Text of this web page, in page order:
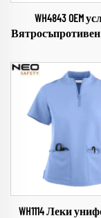
WH4843 OEM
Облекло за
походи, Меко яке
яке с отмываем
WH1114 Леки